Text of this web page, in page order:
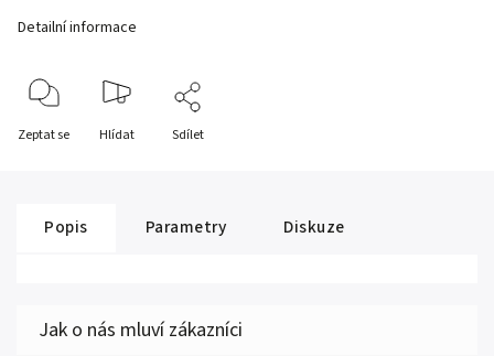
Detailní informace
Zeptat se Hlídat Sdílet
Popis Parametry Diskuze